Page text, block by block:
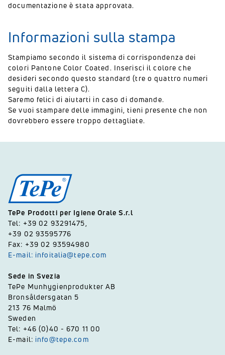
documentazione è stata approvata.
Informazioni sulla stampa
Stampiamo secondo il sistema di corrispondenza dei
colori Pantone Color Coated. Inserisci il colore che
desideri secondo questo standard (tre o quattro numeri
seguiti dalla lettera C).
Saremo felici di aiutarti in caso di domande.
Se vuoi stampare delle immagini, tieni presente che non
dovrebbero essere troppo dettagliate.
TePe Prodotti per Igiene Orale S.r.l
Tel: +39 02 93291475,
+39 02 93595776
Fax: +39 02 93594980
E-mail: infoitalia@tepe.com
Sede in Svezia
TePe Munhygienprodukter AB
Bronsåldersgatan 5
213 76 Malmö
Sweden
Tel: +46 (0)40 - 670 11 00
E-mail: info@tepe.com